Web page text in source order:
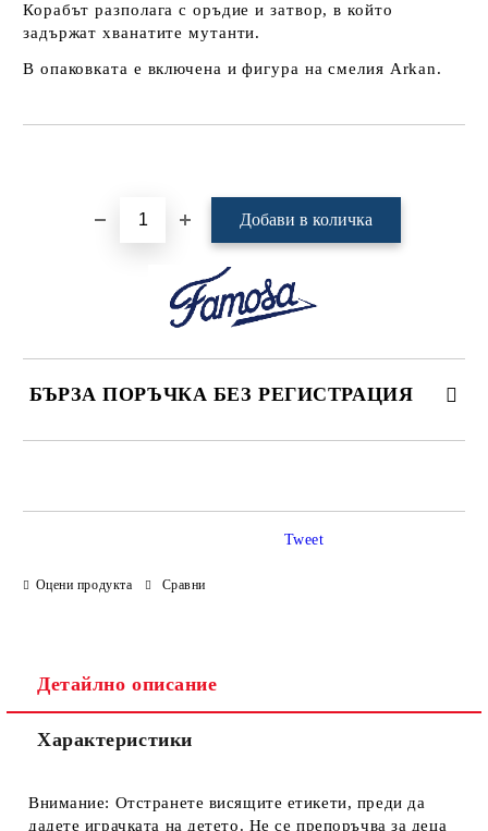
Корабът разполага с оръдие и затвор, в който
задържат хванатите мутанти.
В опаковката е включена и фигура на смелия Arkan.
БЪРЗА ПОРЪЧКА БЕЗ РЕГИСТРАЦИЯ
Оцени продукта Сравни
Tweet
Детайлно описание
Характеристики
Внимание: Отстранете висящите етикети, преди да
дадете играчката на детето. Не се препоръчва за деца